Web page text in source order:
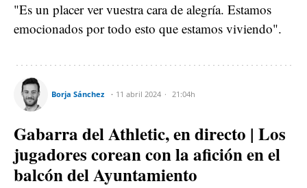
"Es un placer ver vuestra cara de alegría. Estamos
emocionados por todo esto que estamos viviendo".
Borja Sánchez 11 abril 2024 21:04h
Gabarra del Athletic, en directo | Los
jugadores corean con la afición en el
balcón del Ayuntamiento